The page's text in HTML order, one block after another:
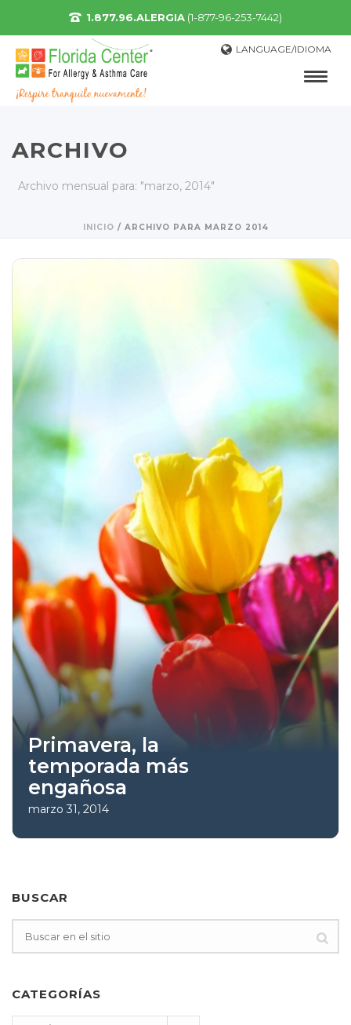
1.877.96.ALERGIA (1-877-96-253-7442)
LANGUAGE/IDIOMA
ARCHIVO
Archivo mensual para: "marzo, 2014"
INICIO / ARCHIVO PARA MARZO 2014
Primavera, la
temporada más
engañosa
marzo 31, 2014
BUSCAR
CATEGORÍAS